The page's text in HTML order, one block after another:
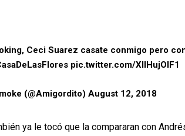
Ceci Suarez casate conmigo pero
pic.twitter.com/XllHujOIF1
(@Amigordito)August 12, 2018
ya le tocó que la compararan con